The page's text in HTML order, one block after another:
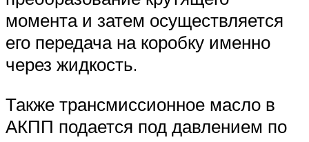
момента и затем осуществляется
его передача на коробку именно
через жидкость.
Также трансмиссионное масло в
АКПП подается под давлением по